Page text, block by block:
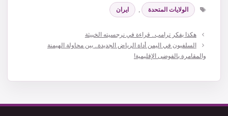
الوسوم
الولايات المتحدة , ايران
هكذا يفكر ترامب.. قراءة في نرجسيته الخبيثة
السلفيون في اليمن أداة الرياض الجديدة.. بين محاولة الهيمنة
والمقامرة بالفوضى الإقليمية!